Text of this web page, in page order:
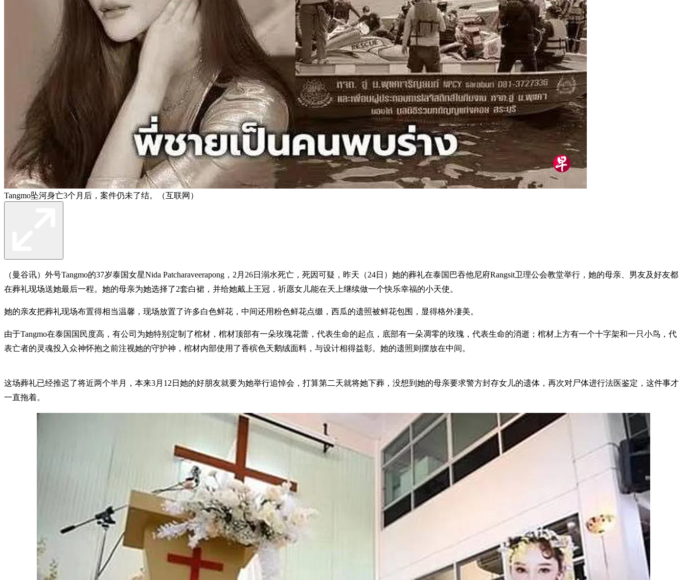
Tangmo坠河身亡3个月后，案件仍未了结。（互联网）
（曼谷讯）外号Tangmo的37岁泰国女星Nida Patcharaveerapong，2月26日溺水死亡，死因可疑，昨天（24日）她的葬礼在泰国巴吞他尼府Rangsit卫理公会教堂举行，她的母亲、男友及好友都
在葬礼现场送她最后一程。她的母亲为她选择了2套白裙，并给她戴上王冠，祈愿女儿能在天上继续做一个快乐幸福的小天使。
她的亲友把葬礼现场布置得相当温馨，现场放置了许多白色鲜花，中间还用粉色鲜花点缀，西瓜的遗照被鲜花包围，显得格外凄美。
由于Tangmo在泰国国民度高，有公司为她特别定制了棺材，棺材顶部有一朵玫瑰花蕾，代表生命的起点，底部有一朵凋零的玫瑰，代表生命的消逝；棺材上方有一个十字架和一只小鸟，代
表亡者的灵魂投入众神怀抱之前注视她的守护神，棺材内部使用了香槟色天鹅绒面料，与设计相得益彰。她的遗照则摆放在中间。
这场葬礼已经推迟了将近两个半月，本来3月12日她的好朋友就要为她举行追悼会，打算第二天就将她下葬，没想到她的母亲要求警方封存女儿的遗体，再次对尸体进行法医鉴定，这件事才
一直拖着。